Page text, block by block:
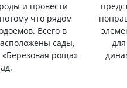
и провести
что рядом
Всего в
сады,
«Березовая роща»